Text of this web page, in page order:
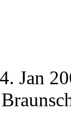
Jan